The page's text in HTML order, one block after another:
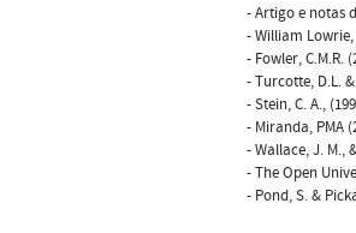
- Artigo e notas
- William
- Fowler,
- Turcotte, D.L.
- Stein, C. A.,
- Miranda, PMA
- Wallace, J. M.,
- The Open
- Pond, S. &